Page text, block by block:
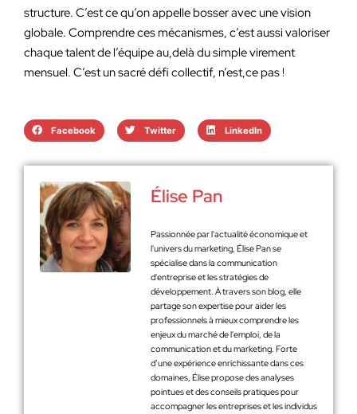
structure. C’est ce qu’on appelle bosser avec une vision
globale. Comprendre ces mécanismes, c’est aussi valoriser
chaque talent de l’équipe au,delà du simple virement
mensuel. C’est un sacré défi collectif, n’est,ce pas !
Facebook Twitter LinkedIn
Élise Pan
Passionnée par l'actualité économique et
l'univers du marketing, Élise Pan se
spécialise dans la communication
d'entreprise et les stratégies de
développement. À travers son blog, elle
partage son expertise pour aider les
professionnels à mieux comprendre les
enjeux du marché de l'emploi, de la
communication et du marketing. Forte
d’une expérience enrichissante dans ces
domaines, Élise propose des analyses
pointues et des conseils pratiques pour
accompagner les entreprises et les individus